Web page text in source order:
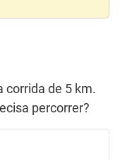
corrida de 5 km.
percorrer?